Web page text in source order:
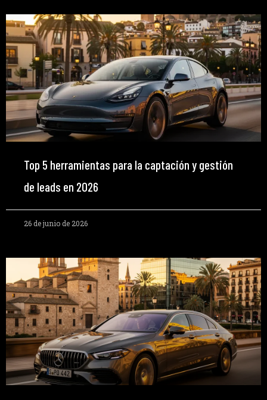
Top 5 herramientas para la captación y gestión
de leads en 2026
26 de junio de 2026